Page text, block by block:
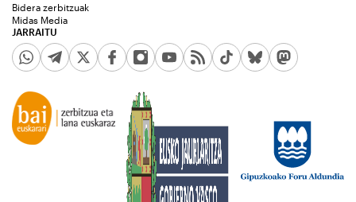
JARRAITU
Bidera zerbitzuak
Midas Media